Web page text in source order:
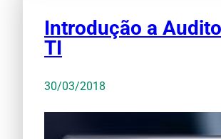
Introdução a
TI
30/03/2018